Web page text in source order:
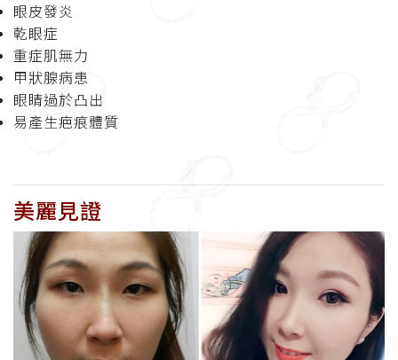
眼皮發炎
乾眼症
重症肌無力
甲狀腺病患
眼睛過於凸出
易產生疤痕體質
美麗見證